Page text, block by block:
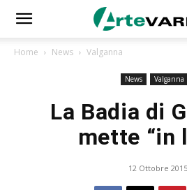
Home News Valganna
News Valganna
La Badia di
mette “in
12 Ottobre 2015